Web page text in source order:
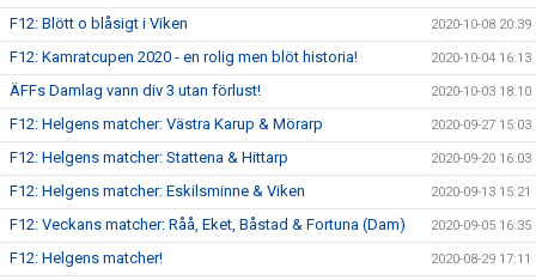
F12: Blött o blåsigt i Viken 2020-10-08 20:39
F12: Kamratcupen 2020 - en rolig men blöt historia! 2020-10-04 16:13
ÄFFs Damlag vann div 3 utan förlust! 2020-10-03 18:10
F12: Helgens matcher: Västra Karup & Mörarp 2020-09-27 15:03
F12: Helgens matcher: Stattena & Hittarp 2020-09-20 16:03
F12: Helgens matcher: Eskilsminne & Viken 2020-09-13 15:21
F12: Veckans matcher: Råå, Eket, Båstad & Fortuna (Dam) 2020-09-05 16:35
F12: Helgens matcher! 2020-08-29 17:11